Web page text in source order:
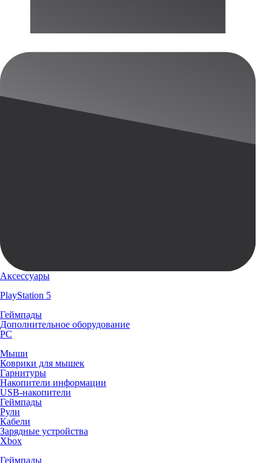
Аксессуары
PlayStation 5
Геймпады
Дополнительное оборудование
PC
Мыши
Коврики для мышек
Гарнитуры
Накопители информации
USB-накопители
Геймпады
Рули
Кабели
Зарядные устройства
Xbox
Геймпады